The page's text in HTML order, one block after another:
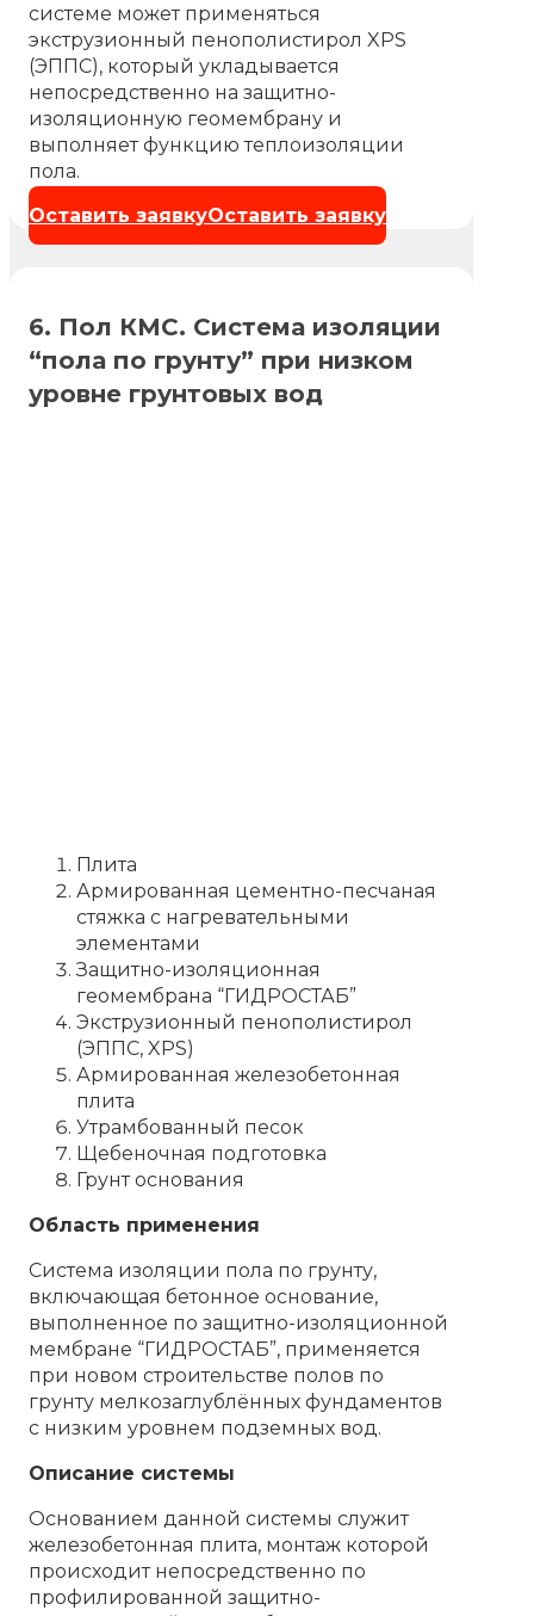
системе может применяться
экструзионный пенополистирол XPS
(ЭППС), который укладывается
непосредственно на защитно-
изоляционную геомембрану и
выполняет функцию теплоизоляции
пола.
Оставить заявкуОставить заявку
6. Пол КМС. Система изоляции
“пола по грунту” при низком
уровне грунтовых вод
Плита
Армированная цементно-песчаная
стяжка с нагревательными
элементами
Защитно-изоляционная
геомембрана “ГИДРОСТАБ”
Экструзионный пенополистирол
(ЭППС, XPS)
Армированная железобетонная
плита
Утрамбованный песок
Щебеночная подготовка
Грунт основания
Область применения
Система изоляции пола по грунту,
включающая бетонное основание,
выполненное по защитно-изоляционной
мембране “ГИДРОСТАБ”, применяется
при новом строительстве полов по
грунту мелкозаглублённых фундаментов
с низким уровнем подземных вод.
Описание системы
Основанием данной системы служит
железобетонная плита, монтаж которой
происходит непосредственно по
профилированной защитно-